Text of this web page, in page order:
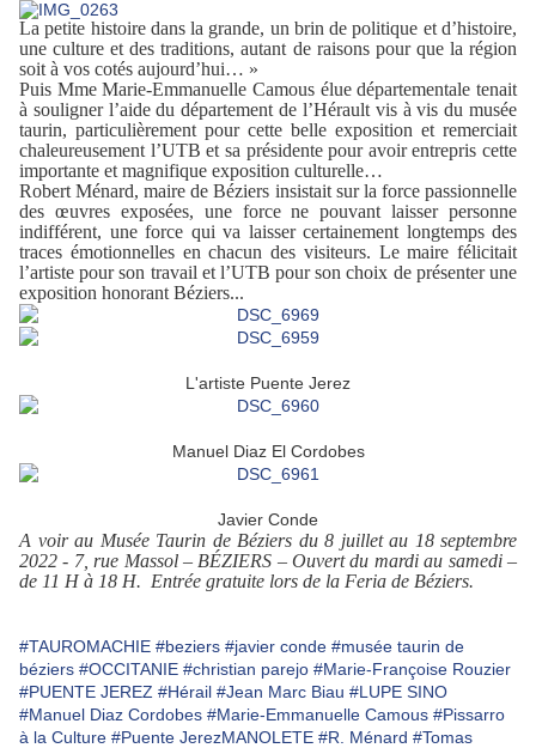
La petite histoire dans la grande, un brin de politique et d’histoire,
une culture et des traditions, autant de raisons pour que la région
soit à vos cotés aujourd’hui… »
Puis Mme Marie-Emmanuelle Camous élue départementale tenait
à souligner l’aide du département de l’Hérault vis à vis du musée
taurin, particulièrement pour cette belle exposition et remerciait
chaleureusement l’UTB et sa présidente pour avoir entrepris cette
importante et magnifique exposition culturelle…
Robert Ménard, maire de Béziers insistait sur la force passionnelle
des œuvres exposées, une force ne pouvant laisser personne
indifférent, une force qui va laisser certainement longtemps des
traces émotionnelles en chacun des visiteurs. Le maire félicitait
l’artiste pour son travail et l’UTB pour son choix de présenter une
exposition honorant Béziers...
L'artiste Puente Jerez
Manuel Diaz El Cordobes
Javier Conde
A voir au Musée Taurin de Béziers du 8 juillet au 18 septembre
2022 - 7, rue Massol – BÉZIERS – Ouvert du mardi au samedi –
de 11 H à 18 H. Entrée gratuite lors de la Feria de Béziers.
#TAUROMACHIE #beziers #javier conde #musée taurin de
béziers #OCCITANIE #christian parejo #Marie-Françoise Rouzier
#PUENTE JEREZ #Hérail #Jean Marc Biau #LUPE SINO
#Manuel Diaz Cordobes #Marie-Emmanuelle Camous #Pissarro
à la Culture #Puente JerezMANOLETE #R. Ménard #Tomas